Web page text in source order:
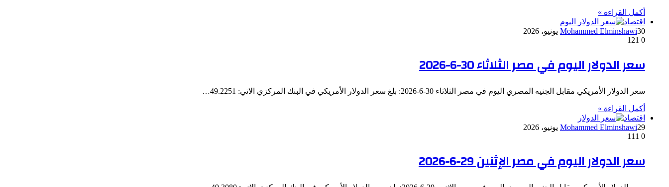
أكمل القراءة »
اقتصاد
Mohammed Elminshawi30 يونيو، 2026
0
سعر الدولار اليوم في مصر الثلاثاء 30-6-2026
سعر الدولار الأمريكي مقابل الجنيه المصري اليوم في مصر الثلاثاء 30-6-2026: بلغ سعر الدولار الأمريكي في البنك المركزي الاتي: 49.2251…
أكمل القراءة »
اقتصاد
Mohammed Elminshawi29 يونيو، 2026
0
سعر الدولار اليوم في مصر الإثنين 29-6-2026